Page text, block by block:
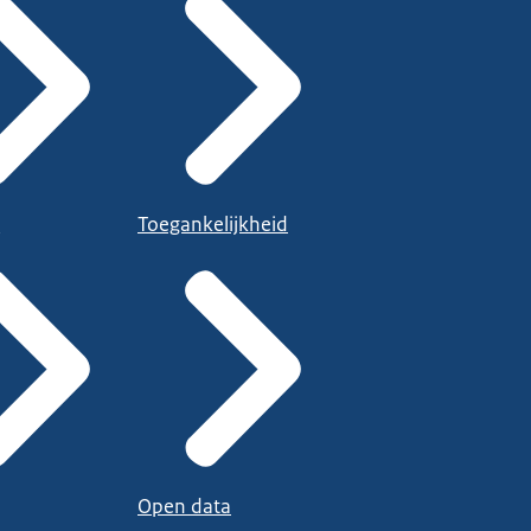
Toegankelijkheid
Open data